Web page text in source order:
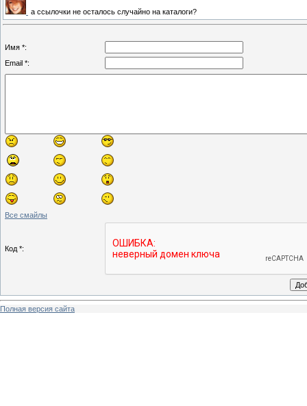
а ссылочки не осталось случайно на каталоги?
Имя *:
Email *:
Все смайлы
Код *:
Полная версия сайта